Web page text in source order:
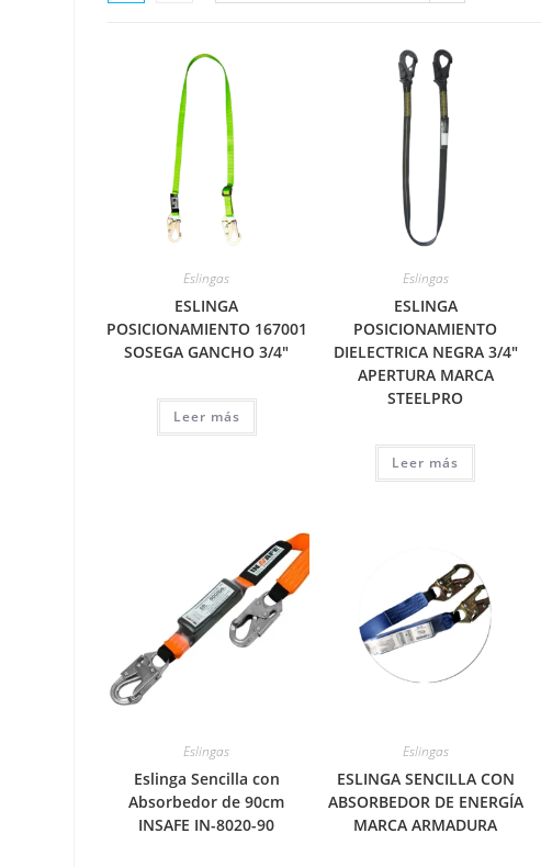
Eslingas
ESLINGA
POSICIONAMIENTO 167001
SOSEGA GANCHO 3/4″
Leer más
Eslingas
ESLINGA
POSICIONAMIENTO
DIELECTRICA NEGRA 3/4″
APERTURA MARCA
STEELPRO
Leer más
Eslingas
Eslinga Sencilla con
Absorbedor de 90cm
INSAFE IN-8020-90
Eslingas
ESLINGA SENCILLA CON
ABSORBEDOR DE ENERGÍA
MARCA ARMADURA